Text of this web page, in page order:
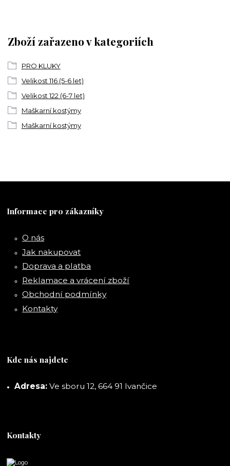
Zboží zařazeno v kategoriích
PRO KLUKY
Velikost 116 (5-6 let)
Velikost 122 (6-7 let)
Maškarní kostýmy
Maškarní kostýmy
Informace pro zákazníky
O nás
Jak nakupovat
Doprava a platba
Reklamace a vrácení zboží
Obchodní podmínky
Kontakty
Kde nás najdete
Adresa: Ve sboru 12, 664 91 Ivančice
Kontakty